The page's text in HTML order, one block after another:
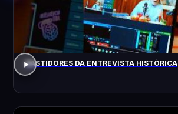
BASTIDORES DA ENTREVISTA HISTÓRICA